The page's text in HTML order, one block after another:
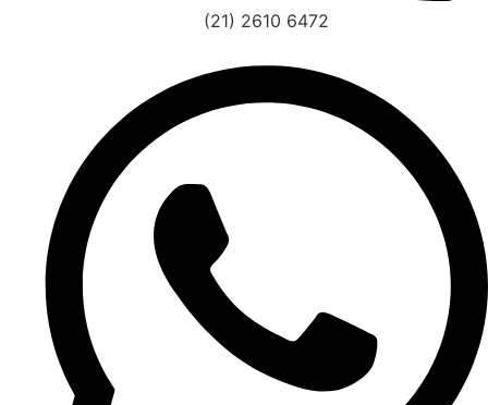
(21) 2610 6472